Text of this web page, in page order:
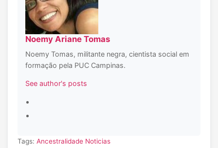
Noemy Ariane Tomas
Noemy Tomas, militante negra, cientista social em
formação pela PUC Campinas.
See author's posts
Tags: Ancestralidade Noticias